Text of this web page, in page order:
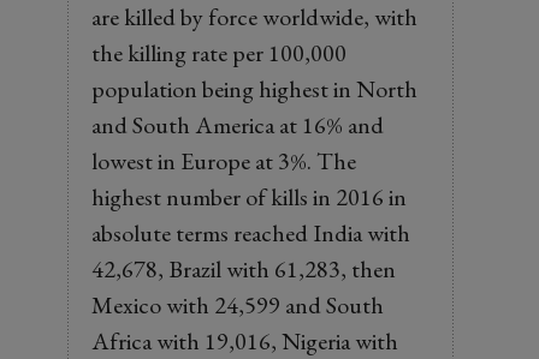
are killed by force worldwide, with
the killing rate per 100,000
population being highest in North
and South America at 16% and
lowest in Europe at 3%. The
highest number of kills in 2016 in
absolute terms reached India with
42,678, Brazil with 61,283, then
Mexico with 24,599 and South
Africa with 19,016, Nigeria with